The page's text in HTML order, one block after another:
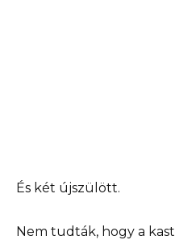
És két újszülött.
Nem tudták, hogy a